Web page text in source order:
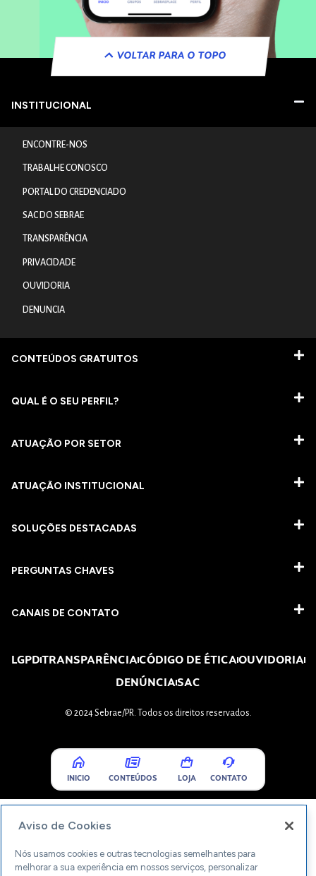
VOLTAR PARA O TOPO
INSTITUCIONAL
ENCONTRE-NOS
TRABALHE CONOSCO
PORTAL DO CREDENCIADO
SAC DO SEBRAE
TRANSPARÊNCIA
PRIVACIDADE
OUVIDORIA
DENUNCIA
CONTEÚDOS GRATUITOS
QUAL É O SEU PERFIL?
ATUAÇÃO POR SETOR
ATUAÇÃO INSTITUCIONAL
SOLUÇÕES DESTACADAS
PERGUNTAS CHAVES​
CANAIS DE CONTATO
LGPDTRANSPARÊNCIACÓDIGO DE ÉTICAOUVIDORIA
DENÚNCIASAC
© 2024 Sebrae/PR. Todos os direitos reservados.
INICIO CONTEÚDOS LOJA CONTATO
Aviso de Cookies
Nós usamos cookies e outras tecnologias semelhantes para
melhorar a sua experiência em nossos serviços, personalizar